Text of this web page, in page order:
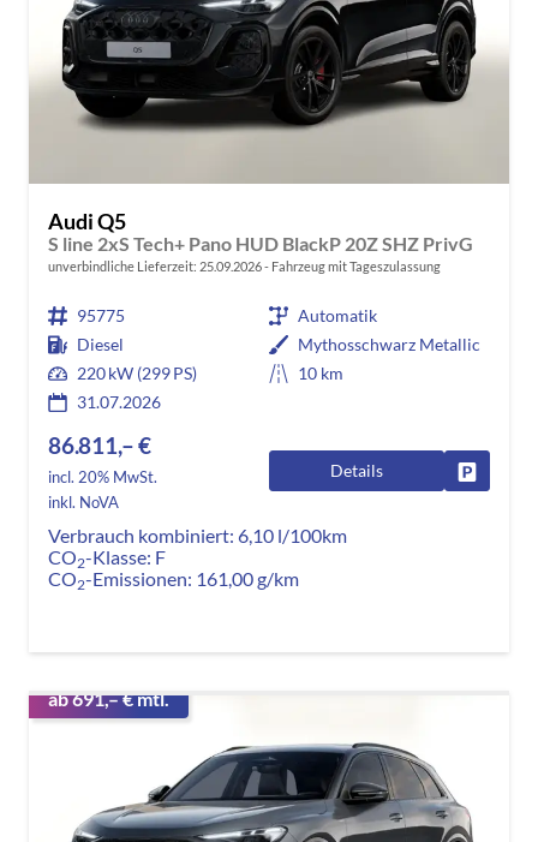
Audi Q5
S line 2xS Tech+ Pano HUD BlackP 20Z SHZ PrivG
unverbindliche Lieferzeit: 25.09.2026 Fahrzeug mit Tageszulassung
95775
Automatik
Diesel
Mythosschwarz Metallic
220 kW (299 PS)
10 km
31.07.2026
86.811,– €
incl. 20% MwSt.
inkl. NoVA
Details
Verbrauch kombiniert: 6,10 l/100km
CO2-Klasse: F
CO2-Emissionen: 161,00 g/km
ab 691,– € mtl.